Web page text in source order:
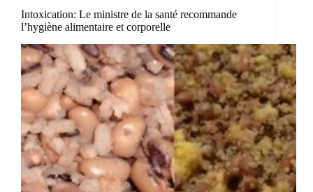
Intoxication: Le ministre de la santé recommande
l’hygiène alimentaire et corporelle